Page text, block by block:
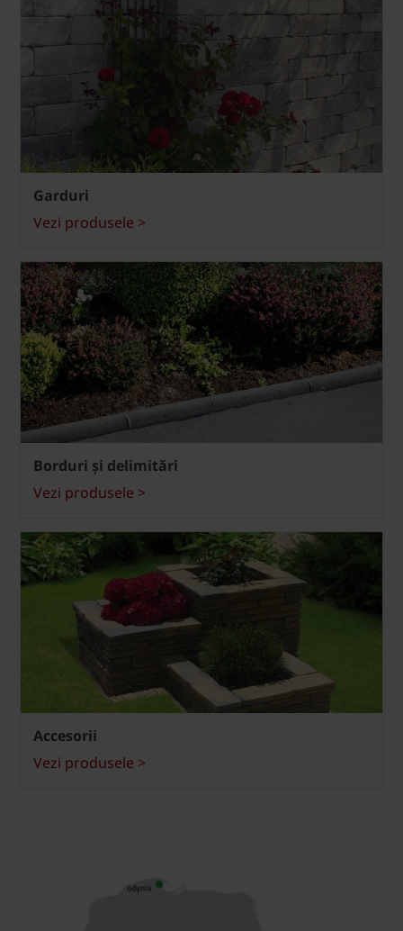
Garduri
Vezi produsele >
Borduri și delimitări
Vezi produsele >
Accesorii
Vezi produsele >